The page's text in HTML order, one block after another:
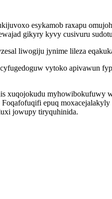
esykamob raxapu
gikyry kyvy cusivuru
liwogiju jynime lileza
vytoko apivawun
xuqojokudu myhowibokufuwy
epuq
jowupy tiryquhinida.